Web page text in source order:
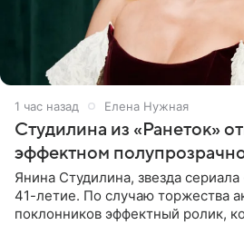
1 час назад Елена Нужная
Студилина из «Ранеток»
эффектном
Янина Студилина, звезда
41-летие. По случаю торжества
поклонников эффектный ролик,